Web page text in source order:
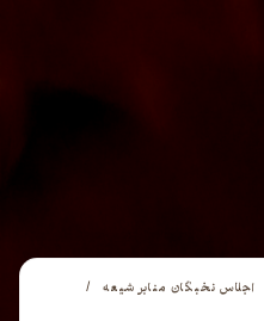
اجلاس نخبگان منابر شیعه /